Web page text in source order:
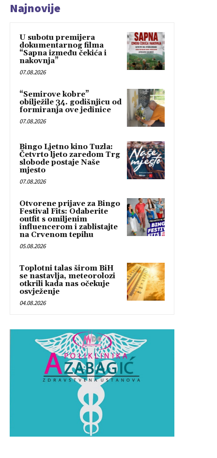
Najnovije
U subotu premijera
dokumentarnog filma
“Sapna između čekića i
nakovnja”
07.08.2026
“Semirove kobre”
obilježile 34. godišnjicu od
formiranja ove jedinice
07.08.2026
Bingo Ljetno kino Tuzla:
Četvrto ljeto zaredom Trg
slobode postaje Naše
mjesto
07.08.2026
Otvorene prijave za Bingo
Festival Fits: Odaberite
outfit s omiljenim
influencerom i zablistajte
na Crvenom tepihu
05.08.2026
Toplotni talas širom BiH
se nastavlja, meteorolozi
otkrili kada nas očekuje
osvježenje
04.08.2026